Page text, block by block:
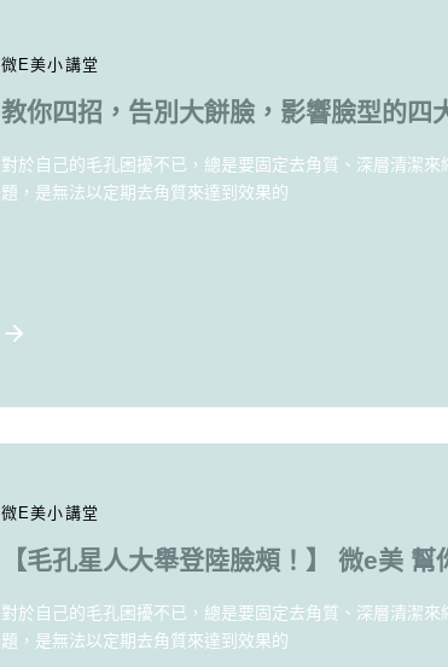
微E美小講堂
教你四招，告別大餅臉，影響臉型的四
對於自己的毛孔困擾不已，總是要固定去角質、深層清潔
題，是無法以定期去角質來達到效果的
微E美小講堂
【毛孔星人大舉登陸臉頰！】 微e美
對於自己的毛孔困擾不已，總是要固定去角質、深層清潔
題，是無法以定期去角質來達到效果的